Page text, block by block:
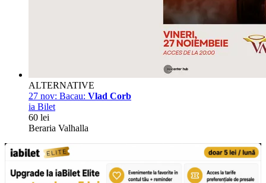
ALTERNATIVE
27 nov: Bacau: Vlad Corb
ia Bilet
60 lei
Beraria Valhalla